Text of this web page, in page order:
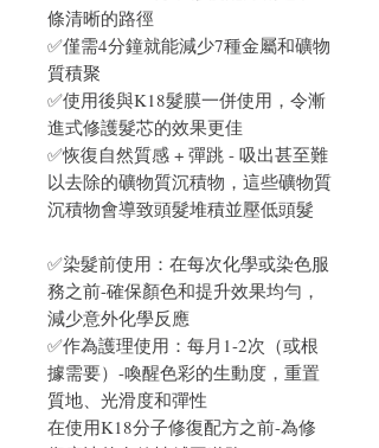
條清晰的路徑
✅僅需4分鐘就能減少7種金屬和礦物
質積聚
✅使用後與K18髮膜一併使用，令漸
進式修護髮芯的效果更佳
✅恢復自然質感 + 彈跳 - 吸出甚至難
以去除的礦物質沉積物，這些礦物質
沉積物會導致頭髮堆積並壓低頭髮
✅染髮前使用：在每次化學或染色服
務之前-確保顏色和提升效果均勻，
減少意外化學反應
✅作為護理使用：每月1-2次（或根
據需要）-喚醒色彩的生動度，重置
質地、光滑度和彈性
在使用K18分子修復配方之前-為修